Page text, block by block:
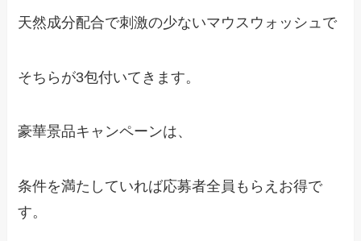
天然成分配合で刺激の少ないマウスウォッシュで
そちらが3包付いてきます。
豪華景品キャンペーンは、
条件を満たしていれば応募者全員もらえお得で
す。